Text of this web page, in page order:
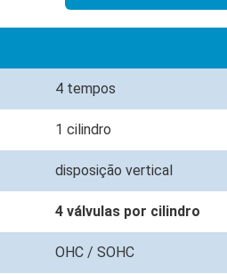
4 tempos
1 cilindro
disposição vertical
4 válvulas por cilindro
OHC / SOHC